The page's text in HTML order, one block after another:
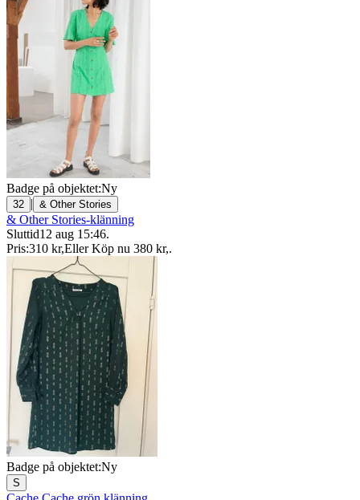
Badge på objektet:Ny
32 | & Other Stories
& Other Stories-klänning
Sluttid12 aug 15:46.
Pris:310 kr,Eller Köp nu 380 kr,.
Badge på objektet:Ny
S